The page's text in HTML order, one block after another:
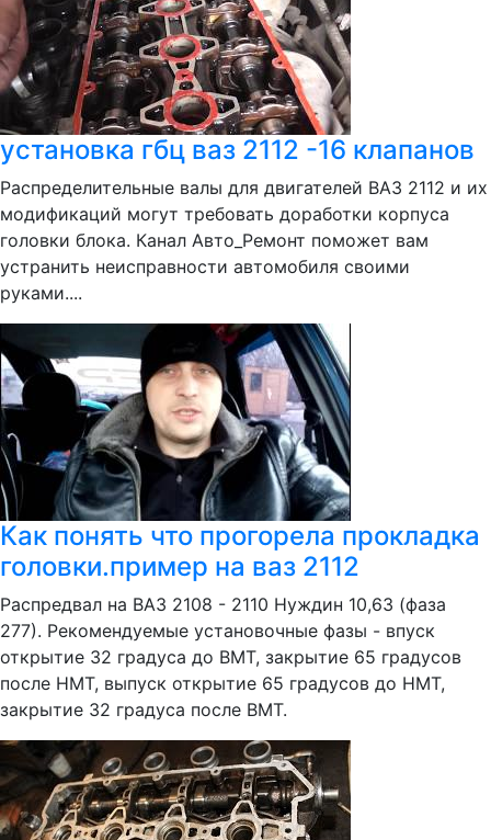
установка гбц ваз 2112 -16 клапанов
Распределительные валы для двигателей ВАЗ 2112 и их
модификаций могут требовать доработки корпуса
головки блока. Канал Авто_Ремонт поможет вам
устранить неисправности автомобиля своими
руками....
Как понять что прогорела прокладка
головки.пример на ваз 2112
Распредвал на ВАЗ 2108 - 2110 Нуждин 10,63 (фаза
277). Рекомендуемые установочные фазы - впуск
открытие 32 градуса до ВМТ, закрытие 65 градусов
после НМТ, выпуск открытие 65 градусов до НМТ,
закрытие 32 градуса после ВМТ.